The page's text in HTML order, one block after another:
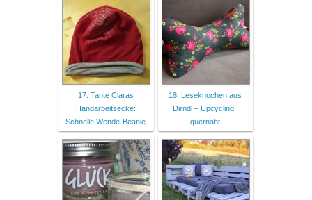
17. Tante Claras
Handarbeitsecke:
Schnelle Wende-Beanie
18. Leseknochen aus
Dirndl – Upcycling |
quernaht